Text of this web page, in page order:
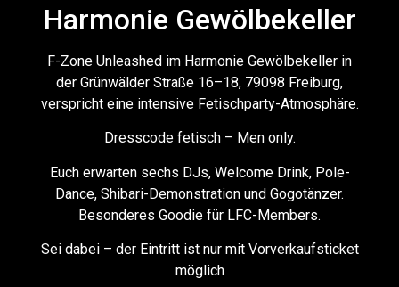
Harmonie Gewölbekeller
F-Zone Unleashed im Harmonie Gewölbekeller in
der Grünwälder Straße 16–18, 79098 Freiburg,
verspricht eine intensive Fetischparty-Atmosphäre.
Dresscode fetisch – Men only.
Euch erwarten sechs DJs, Welcome Drink, Pole-
Dance, Shibari-Demonstration und Gogotänzer.
Besonderes Goodie für LFC-Members.
Sei dabei – der Eintritt ist nur mit Vorverkaufsticket
möglich